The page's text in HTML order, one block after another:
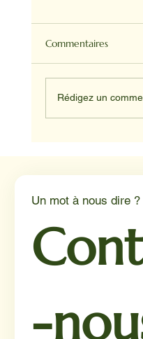
Commentaires
Rédigez un
Un mot à nous dire ?
-